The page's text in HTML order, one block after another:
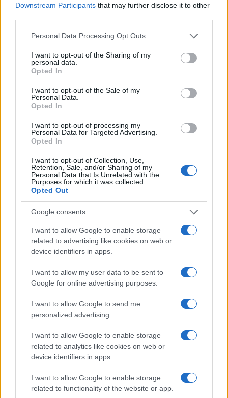
Downstream Participants that may further disclose it to other
Please note that this website/app uses one or more Google
not limited to your visit or usage behaviour. You may click to
grant or deny consent to Google and its third-party tags to
use your data for below specified purposes in below Google
consent section.
Personal Data Processing Opt Outs
I want to opt-out of the Sharing of my
personal data.
Opted In
I want to opt-out of the Sale of my
Personal Data.
Opted In
I want to opt-out of processing my
Personal Data for Targeted Advertising.
Opted In
I want to opt-out of Collection, Use,
Retention, Sale, and/or Sharing of my
Personal Data that Is Unrelated with the
Purposes for which it was collected.
Opted Out
Google consents
I want to allow Google to enable storage
related to advertising like cookies on web or
device identifiers in apps.
I want to allow my user data to be sent to
Google for online advertising purposes.
I want to allow Google to send me
personalized advertising.
I want to allow Google to enable storage
related to analytics like cookies on web or
device identifiers in apps.
I want to allow Google to enable storage
related to functionality of the website or app.